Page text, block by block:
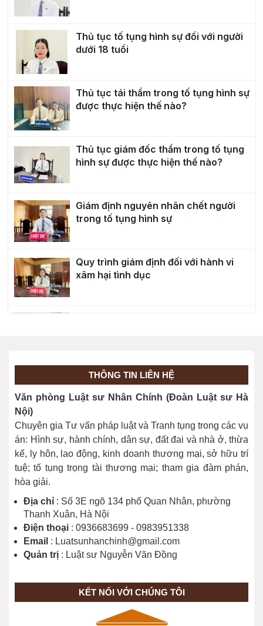
Thủ tục tố tụng hình sự đối với người
dưới 18 tuổi
Thủ tục tái thẩm trong tố tụng hình sự
được thực hiện thế nào?
Thủ tục giám đốc thẩm trong tố tụng
hình sự được thực hiện thế nào?
Giám định nguyên nhân chết người
trong tố tụng hình sự
Quy trình giám định đối với hành vi
xâm hại tình dục
Quyền nhờ người bào chữa của người
bị bắt, bị tạm giữ, bị can, bị cáo
Kháng cáo bản án hình sự sơ thẩm
được giảm nhẹ hình phạt khi nào?
án hình sự thế nào?
Áp dụng tình tiết “người phạm tội
thành khẩn khai báo, ăn năn hối cải”
"Tạm đình chỉ” và “phục hồi” giải
quyết tố giác, tin báo về tội phạm khi
THÔNG TIN LIÊN HỆ
Văn phòng Luật sư Nhân Chính (Đoàn Luật sư Hà
Nội)
Chuyên gia Tư vấn pháp luật và Tranh tụng trong các vụ
án: Hình sự, hành chính, dân sự, đất đai và nhà ở, thừa
kế, ly hôn, lao động, kinh doanh thương mại, sở hữu trí
tuệ; tố tụng trọng tài thương mại; tham gia đàm phán,
hòa giải.
Địa chỉ : Số 3E ngõ 134 phố Quan Nhân, phường
Thanh Xuân, Hà Nội
Điện thoại : 0936683699 - 0983951338
Email : Luatsunhanchinh@gmail.com
Quản trị : Luật sư Nguyễn Văn Đồng
KẾT NỐI VỚI CHÚNG TÔI